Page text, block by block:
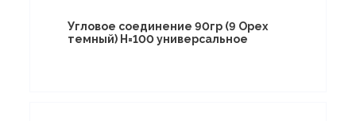
Угловое соединение 90гр (9 Орех
темный) Н=100 универсальное